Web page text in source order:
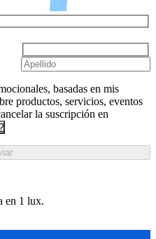
basadas en mis
productos, servicios, eventos
la suscripción en
en 1 lux.